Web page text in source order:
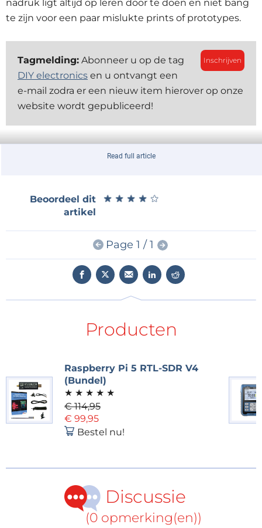
nadruk ligt altijd op leren door te doen en niet bang
te zijn voor een paar mislukte prints of prototypes.
Inschrijven
Tagmelding: Abonneer u op de tag
DIY electronics en u ontvangt een
e-mail zodra er een nieuw item hierover op onze
website wordt gepubliceerd!
productieproces. Hij bespreekt 3D-printen, van
vroege frustraties tot zijn huidige favoriete printer, de
uitdagingen en hoe je behuizingen ontwerpt die bij
komt uitgebreid aan bod. Bekijk de video hieronder
en krijg alvast een voorproefje van waar Placitech aan
werkt, met een nieuw project waarin een transparant
Ontdek meer DIY-elektronica
Read full article
Beoordeel dit
artikel
★ ★ ★ ★ ★
★ ★ ★ ★ ★
Page 1 / 1
Producten
Raspberry Pi 5 RTL-SDR V4
(Bundel)
★ ★ ★ ★ ★
€ 114,95
€ 99,95
Bestel nu!
Discussie
(0 opmerking(en))